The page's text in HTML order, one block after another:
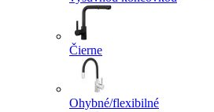
Čierne
Ohybné/flexibilné